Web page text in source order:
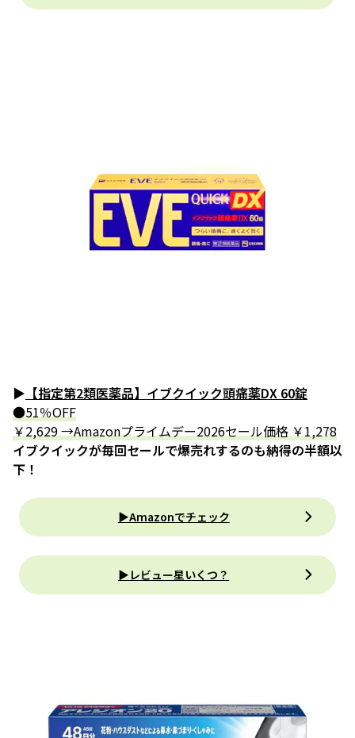
▶ 【指定第2類医薬品】イブクイック頭痛薬DX 60錠
●51％OFF
￥2,629 →Amazonプライムデー2026セール価格 ￥1,278
イブクイックが毎回セールで爆売れするのも納得の半額以
下！
▶Amazonでチェック
▶レビュー星いくつ？